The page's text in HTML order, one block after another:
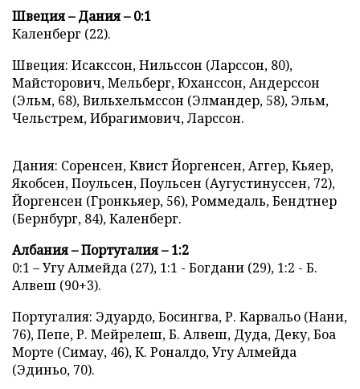
Швеция – Дания – 0:1
Каленберг (22).
Швеция: Исакссон, Нильссон (Ларссон, 80),
Майсторович, Мельберг, Юханссон, Андерссон
(Эльм, 68), Вильхельмссон (Элмандер, 58), Эльм,
Чельстрем, Ибрагимович, Ларссон.
Дания: Соренсен, Квист Йоргенсен, Аггер, Кьяер,
Якобсен, Поульсен, Поульсен (Аугустинуссен, 72),
Йоргенсен (Гронкьяер, 56), Роммедаль, Бендтнер
(Бернбург, 84), Каленберг.
Албания – Португалия – 1:2
0:1 – Угу Алмейда (27), 1:1 - Богдани (29), 1:2 - Б.
Алвеш (90+3).
Португалия: Эдуардо, Босингва, Р. Карвальо (Нани,
76), Пепе, Р. Мейрелеш, Б. Алвеш, Дуда, Деку, Боа
Морте (Симау, 46), К. Роналдо, Угу Алмейда
(Эдиньо, 70).